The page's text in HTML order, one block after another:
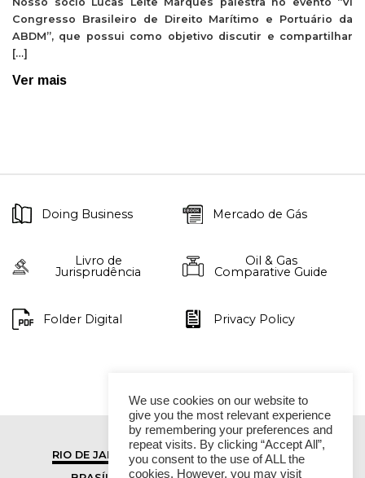
Congresso Brasileiro de Direito Marítimo e Portuário da
ABDM”, que possui como objetivo discutir e compartilhar
[…]
Ver mais
Doing Business Mercado de Gás
Livro de
Jurisprudência
Oil & Gas
Comparative Guide
Folder Digital Privacy Policy
RIO DE JANEIRO
SÃO PAULO
We use cookies on our website to
give you the most relevant experience
by remembering your preferences and
repeat visits. By clicking “Accept All”,
you consent to the use of ALL the
cookies. However, you may visit